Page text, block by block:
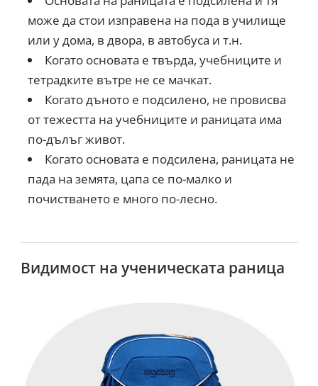
може да стои изправена на пода в училище
или у дома, в двора, в автобуса и т.н.
Когато основата е твърда, учебниците и
тетрадките вътре не се мачкат.
Когато дъното е подсилено, не провисва
от тежестта на учебниците и раницата има
по-дълъг живот.
Когато основата е подсилена, раницата не
пада на земята, цапа се по-малко и
почистването е много по-лесно.
Видимост на ученическата раница
продукта преди сезона!
РАЗГЛЕДАЙ
Само до изчерване на
количествата.